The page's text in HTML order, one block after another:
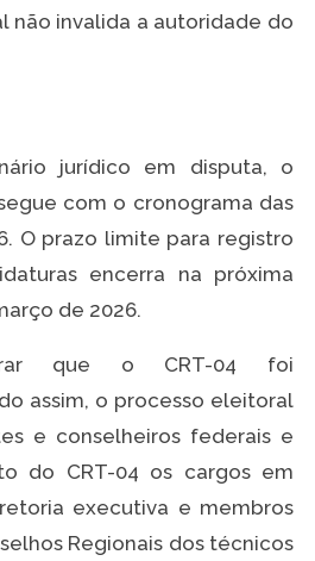
não invalida a autoridade do
jurídico em disputa, o
com o cronograma das
O prazo limite para registro
encerra na próxima
de 2026.
que o CRT-04 foi
assim, o processo eleitoral
e conselheiros federais e
do CRT-04 os cargos em
executiva e membros
Regionais dos técnicos